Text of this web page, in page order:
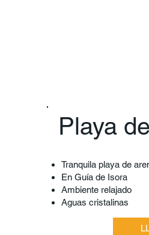
Playa
Tranquila playa de
En Guía de Isora
Ambiente relajado
Aguas cristalinas